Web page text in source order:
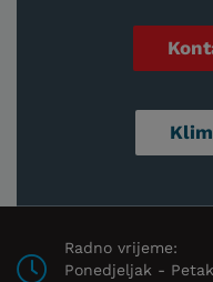
Radno vrijeme:
Ponedjeljak - Petak